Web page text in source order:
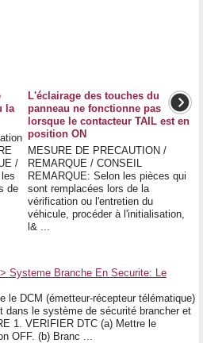
la
/
de
L'éclairage des touches du
panneau ne fonctionne pas
lorsque le contacteur TAIL est en
position ON
MESURE DE PRECAUTION /
REMARQUE / CONSEIL
REMARQUE: Selon les pièces qui
sont remplacées lors de la
vérification ou l'entretien du
véhicule, procéder à l'initialisation,
l& ...
Systeme Branche En Securite: Le
le DCM (émetteur-récepteur télématique)
dans le système de sécurité brancher et
1. VERIFIER DTC (a) Mettre le
OFF. (b) Branc ...